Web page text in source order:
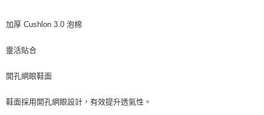
加厚 Cushlon 3.0 泡棉
靈活貼合
開孔網眼鞋面
鞋面採用開孔網眼設計，有效提升透氣性。